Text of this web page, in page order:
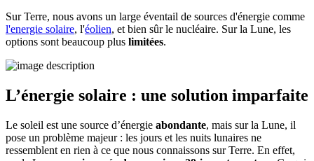
Sur Terre, nous avons un large éventail de sources d'énergie comme
l'energie solaire, l'éolien, et bien sûr le nucléaire. Sur la Lune, les
options sont beaucoup plus limitées.
L’énergie solaire : une solution imparfaite
Le soleil est une source d’énergie abondante, mais sur la Lune, il
pose un problème majeur : les jours et les nuits lunaires ne
ressemblent en rien à ce que nous connaissons sur Terre. En effet,